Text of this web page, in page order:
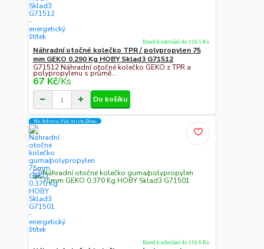
Náhradní otočné kolečko TPR / polypropylen 75
mm GEKO 0.290 Kg HOBY Sklad3 G71512
G71512 Náhradní otočné kolečko GEKO z TPR a
polypropylenu s průmě...
67 Kč/Ks
Ihned k odeslání do 11h 5 Ks
Do košíku
Na Adresu,Výd.místo,Boxu
Ihned k odeslání do 11h 6 Ks